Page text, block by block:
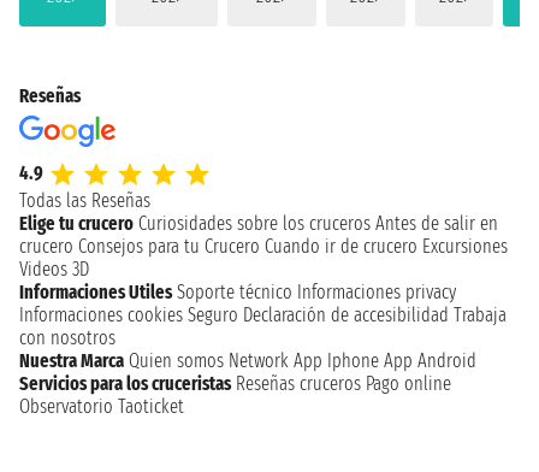
Reseñas
4.9
Todas las Reseñas
Elige tu crucero Curiosidades sobre los cruceros Antes de salir en
crucero Consejos para tu Crucero Cuando ir de crucero Excursiones
Videos 3D
Informaciones Utiles Soporte técnico Informaciones privacy
Informaciones cookies Seguro Declaración de accesibilidad Trabaja
con nosotros
Nuestra Marca Quien somos Network App Iphone App Android
Servicios para los cruceristas Reseñas cruceros Pago online
Observatorio Taoticket